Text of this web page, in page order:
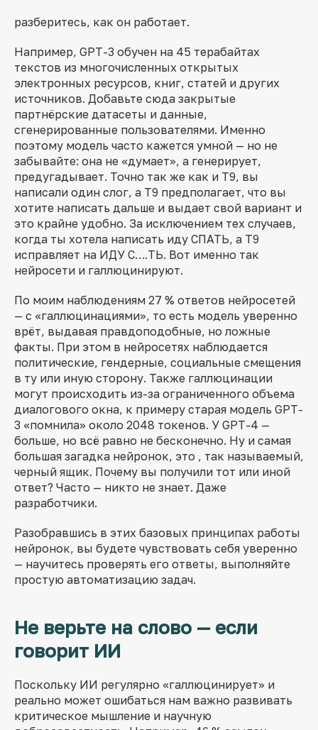
разберитесь, как он работает.
Например, GPT-3 обучен на 45 терабайтах
текстов из многочисленных открытых
электронных ресурсов, книг, статей и других
источников. Добавьте сюда закрытые
партнёрские датасеты и данные,
сгенерированные пользователями. Именно
поэтому модель часто кажется умной — но не
забывайте: она не «думает», а генерирует,
предугадывает. Точно так же как и Т9, вы
написали один слог, а Т9 предполагает, что вы
хотите написать дальше и выдает свой вариант и
это крайне удобно. За исключением тех случаев,
когда ты хотела написать иду СПАТЬ, а Т9
исправляет на ИДУ С….ТЬ. Вот именно так
нейросети и галлюцинируют.
По моим наблюдениям 27 % ответов нейросетей
— с «галлюцинациями», то есть модель уверенно
врёт, выдавая правдоподобные, но ложные
факты. При этом в нейросетях наблюдается
политические, гендерные, социальные смещения
в ту или иную сторону. Также галлюцинации
могут происходить из-за ограниченного объема
диалогового окна, к примеру старая модель GPT-
3 «помнила» около 2048 токенов. У GPT-4 —
больше, но всё равно не бесконечно. Ну и самая
большая загадка нейронок, это , так называемый,
черный ящик. Почему вы получили тот или иной
ответ? Часто — никто не знает. Даже
разработчики.
Разобравшись в этих базовых принципах работы
нейронок, вы будете чувствовать себя уверенно
— научитесь проверять его ответы, выполняйте
простую автоматизацию задач.
Не верьте на слово — если
говорит ИИ
Поскольку ИИ регулярно «галлюцинирует» и
реально может ошибаться нам важно развивать
критическое мышление и научную